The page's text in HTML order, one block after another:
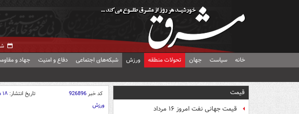
خانه سیاست جهان تحولات منطقه ورزش شبکه‌های اجتماعی دفاع و امنیت جهاد و
قیمت
قیمت جهانی نفت امروز ۱۶ مرداد
کد خبر926896 تاریخ انتشار: ۱۸ دی ۱۳۹۷ - ۱۶:۱۴
ورزش